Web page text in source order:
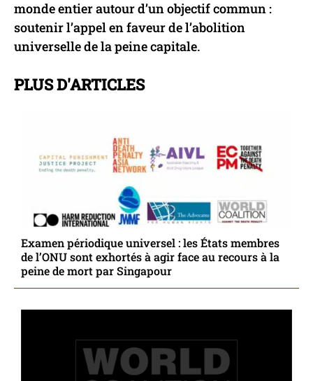
monde entier autour d’un objectif commun :
soutenir l’appel en faveur de l’abolition
universelle de la peine capitale.
PLUS D'ARTICLES
Examen périodique universel : les États membres
de l’ONU sont exhortés à agir face au recours à la
peine de mort par Singapour